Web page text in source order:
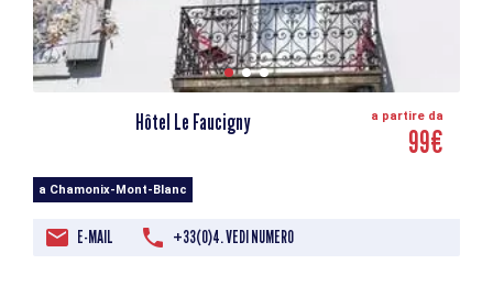
Hôtel Le Faucigny a partire da
99€
a Chamonix-Mont-Blanc
E-MAIL +33(0)4. VEDI NUMERO